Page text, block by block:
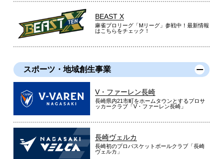
BEAST X
麻雀プロリーグ「Mリーグ」参戦中！最新情報
はこちらをチェック！
スポーツ・地域創生事業
V・ファーレン長崎
長崎県内21市町をホームタウンとするプロサ
ッカークラブ「V・ファーレン長崎」
長崎ヴェルカ
長崎初のプロバスケットボールクラブ「長崎
ヴェルカ」